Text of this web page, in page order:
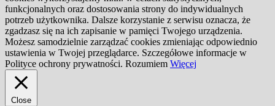
funkcjonalnych oraz dostosowania strony do indywidualnych
potrzeb użytkownika. Dalsze korzystanie z serwisu oznacza, że
zgadzasz się na ich zapisanie w pamięci Twojego urządzenia.
Możesz samodzielnie zarządzać cookies zmieniając odpowiednio
ustawienia w Twojej przeglądarce. Szczegółowe informacje w
Polityce ochrony prywatności. Rozumiem Więcej
Close